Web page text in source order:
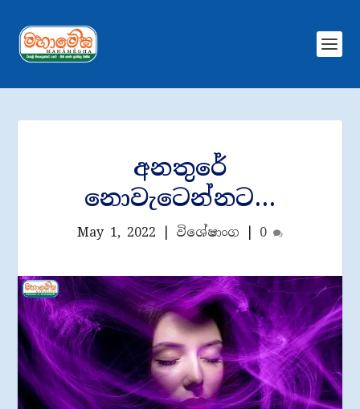
අනතුරේ
නොවැටෙන්නට…
May 1, 2022 විශේෂාංග 0